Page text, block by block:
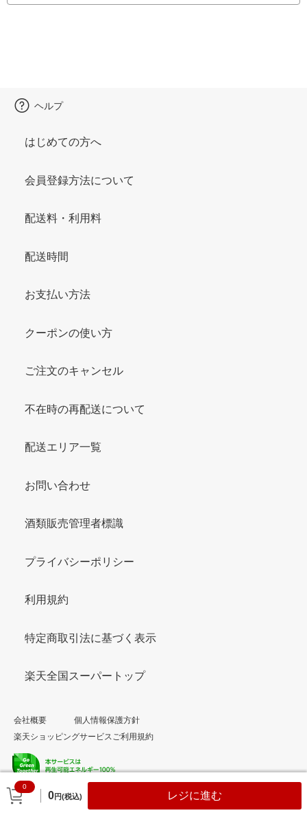
0
0円(税込) レジに進む
ヘルプ
はじめての方へ
会員登録方法について
配送料・利用料
配送時間
お支払い方法
クーポンの使い方
ご注文のキャンセル
不在時の再配送について
配送エリア一覧
お問い合わせ
酒類販売管理者標識
プライバシーポリシー
利用規約
特定商取引法に基づく表示
楽天全国スーパートップ
会社概要
個人情報保護方針
楽天ショッピングサービスご利用規約
© Rakuten Group, Inc.